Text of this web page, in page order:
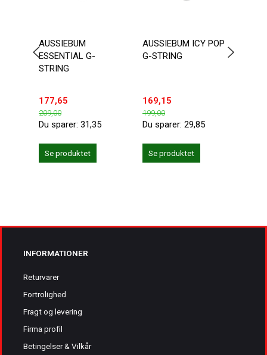
AUSSIEBUM
ESSENTIAL G-
STRING
177,65
209,00
Du sparer: 31,35
Se produktet
AUSSIEBUM ICY POP
G-STRING
169,15
199,00
Du sparer: 29,85
Se produktet
INFORMATIONER
Returvarer
Fortrolighed
Fragt og levering
Firma profil
Betingelser & Vilkår